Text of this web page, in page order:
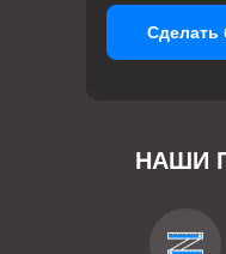
НАШИ
Сделать